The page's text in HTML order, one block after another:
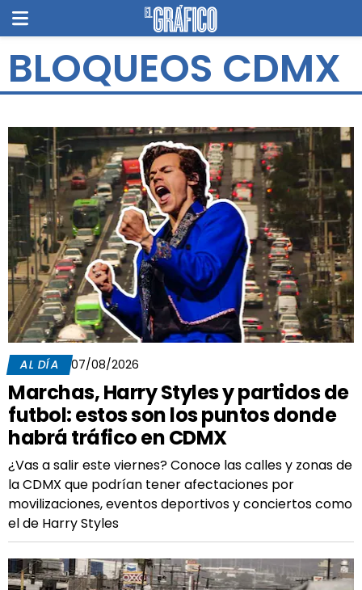
BLOQUEOS CDMX
AL DÍA 07/08/2026
Marchas, Harry Styles y partidos de
futbol: estos son los puntos donde
habrá tráfico en CDMX
¿Vas a salir este viernes? Conoce las calles y zonas de
la CDMX que podrían tener afectaciones por
movilizaciones, eventos deportivos y conciertos como
el de Harry Styles